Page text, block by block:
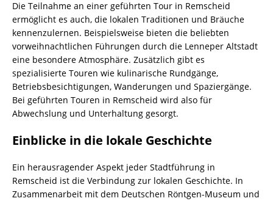
Die Teilnahme an einer geführten Tour in Remscheid
ermöglicht es auch, die lokalen Traditionen und Bräuche
kennenzulernen. Beispielsweise bieten die beliebten
vorweihnachtlichen Führungen durch die Lenneper Altstadt
eine besondere Atmosphäre. Zusätzlich gibt es
spezialisierte Touren wie kulinarische Rundgänge,
Betriebsbesichtigungen, Wanderungen und Spaziergänge.
Bei geführten Touren in Remscheid wird also für
Abwechslung und Unterhaltung gesorgt.
Einblicke in die lokale Geschichte
Ein herausragender Aspekt jeder Stadtführung in
Remscheid ist die Verbindung zur lokalen Geschichte. In
Zusammenarbeit mit dem Deutschen Röntgen-Museum und